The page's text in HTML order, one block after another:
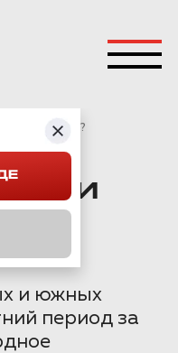
ЕСЛИ
и южных
период за